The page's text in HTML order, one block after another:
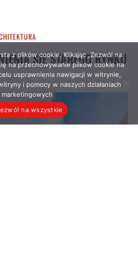
z plików cookie. Klikając „Zezwól na
na przechowywanie plików cookie na
usprawnienia nawigacji w witrynie,
i pomocy w naszych działaniach
marketingowych
na wszystkie